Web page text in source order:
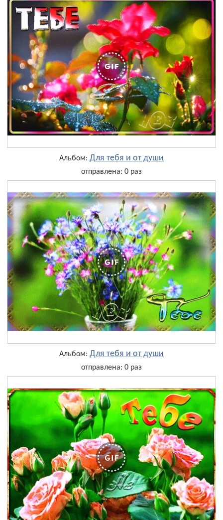
Альбом: Для тебя и от души
отправлена: 0 раз
Альбом: Для тебя и от души
отправлена: 0 раз